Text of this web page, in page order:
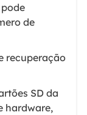
de
recuperação
SD da
hardware,